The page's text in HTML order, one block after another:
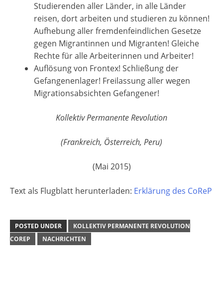
Studierenden aller Länder, in alle Länder
reisen, dort arbeiten und studieren zu können!
Aufhebung aller fremdenfeindlichen Gesetze
gegen Migrantinnen und Migranten! Gleiche
Rechte für alle Arbeiterinnen und Arbeiter!
Auflösung von Frontex! Schließung der
Gefangenenlager! Freilassung aller wegen
Migrationsabsichten Gefangener!
Kollektiv Permanente Revolution
(Frankreich, Österreich, Peru)
(Mai 2015)
Text als Flugblatt herunterladen: Erklärung des CoReP
POSTED UNDER
KOLLEKTIV PERMANENTE REVOLUTION
COREP
NACHRICHTEN